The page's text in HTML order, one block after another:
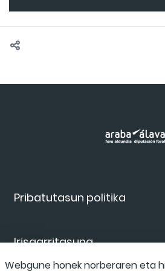
Pribatutasun politika
Irisgarritasuna
Webgune honek norberaren eta